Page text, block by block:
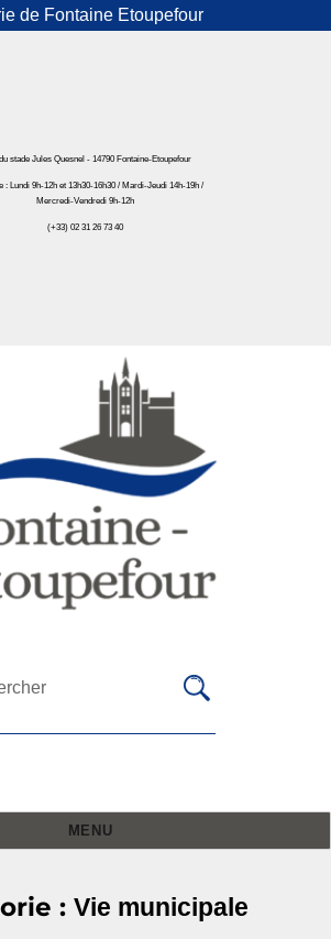
de Fontaine Etoupefour
stade Jules Quesnel - 14790 Fontaine-Etoupefour
: Lundi 9h-12h et 13h30-16h30 / Mardi-Jeudi 14h-19h /
Mercredi-Vendredi 9h-12h
(+33) 02 31 26 73 40
Fontaine Etoupefour
MENU
: Vie municipale